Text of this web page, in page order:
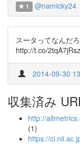
1 @namicky24
スータってなんだ
http://t.co/
2014-09-30
収集済み
http://
(1)
https://